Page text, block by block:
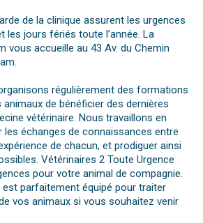
de la clinique assurent les urgences
les jours fériés toute l’année. La
vous accueille au 43 Av. du Chemin
régulièrement des formations
de bénéficier des dernières
vétérinaire. Nous travaillons en
les échanges de connaissances entre
de chacun, et prodiguer ainsi
Vétérinaires 2 Toute Urgence
pour votre animal de compagnie.
est parfaitement équipé pour traiter
vos animaux si vous souhaitez venir